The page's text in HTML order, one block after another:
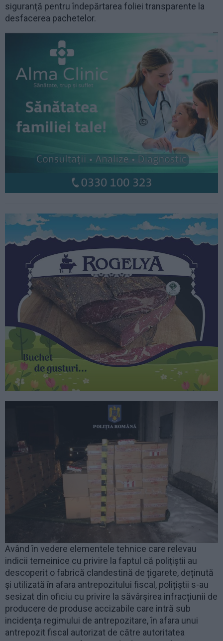
siguranță pentru îndepărtarea foliei transparente la
desfacerea pachetelor.
Având în vedere elementele tehnice care relevau
indicii temeinice cu privire la faptul că polițiștii au
descoperit o fabrică clandestină de țigarete, deținută
și utilizată în afara antrepozitului fiscal, polițiștii s-au
sesizat din oficiu cu privire la săvârșirea infracțiunii de
producere de produse accizabile care intră sub
incidenţa regimului de antrepozitare, în afara unui
antrepozit fiscal autorizat de către autoritatea